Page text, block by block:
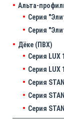
Альта-
Серия
Серия
Дёке (ПВХ)
Серия
Серия
Серия
Серия
Серия